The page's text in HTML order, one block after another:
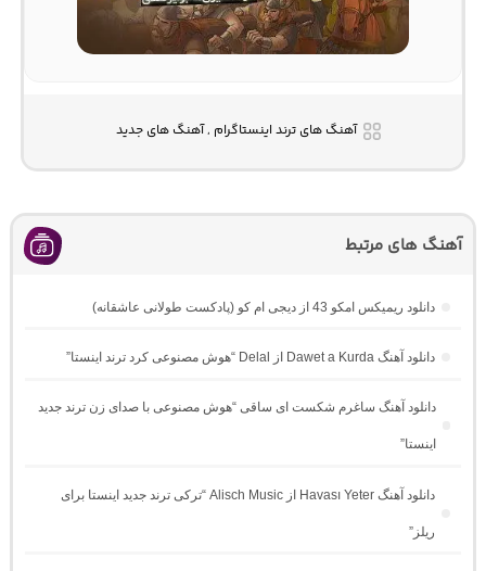
آهنگ های ترند اینستاگرام , آهنگ های جدید
آهنگ های مرتبط
دانلود ریمیکس امکو 43 از دیجی ام کو (پادکست طولانی عاشقانه)
دانلود آهنگ Dawet a Kurda از Delal “هوش مصنوعی کرد ترند اینستا”
دانلود آهنگ ساغرم شکست ای ساقی “هوش مصنوعی با صدای زن ترند جدید
اینستا”
دانلود آهنگ Havası Yeter از Alisch Music “ترکی ترند جدید اینستا برای
ریلز”